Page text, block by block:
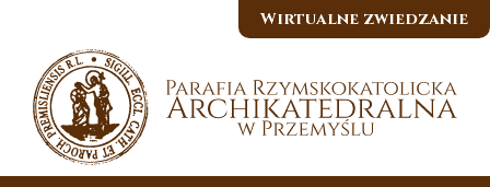
Wirtualne zwiedzanie